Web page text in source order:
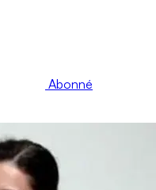
Abonné